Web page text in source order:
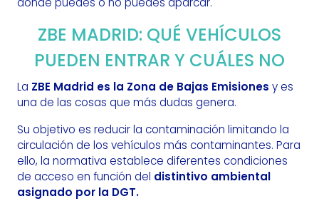
ZBE MADRID: QUÉ VEHÍCULOS
PUEDEN ENTRAR Y CUÁLES NO
La ZBE Madrid es la Zona de Bajas Emisiones y es
una de las cosas que más dudas genera.
Su objetivo es reducir la contaminación limitando la
circulación de los vehículos más contaminantes. Para
ello, la normativa establece diferentes condiciones
de acceso en función del distintivo ambiental
asignado por la DGT.